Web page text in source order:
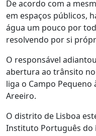
De acordo com a
em espaços públicos,
água um pouco por
resolvendo por si
O responsável
abertura ao trânsito no
liga o Campo Pequeno
Areeiro.
O distrito de Lisboa
Instituto Português do